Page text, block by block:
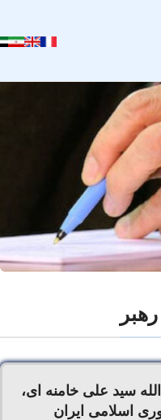
سید علی خامنه ای،
اسلامی ایران